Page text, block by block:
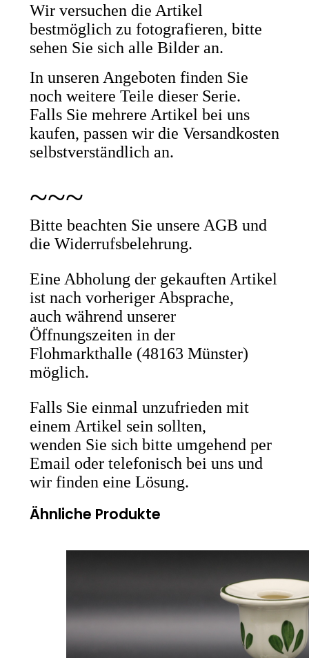
Wir versuchen die Artikel
bestmöglich zu fotografieren, bitte
sehen Sie sich alle Bilder an.
In unseren Angeboten finden Sie
noch weitere Teile dieser Serie.
Falls Sie mehrere Artikel bei uns
kaufen, passen wir die Versandkosten
selbstverständlich an.
~~~
Bitte beachten Sie unsere AGB und
die Widerrufsbelehrung.
Eine Abholung der gekauften Artikel
ist nach vorheriger Absprache,
auch während unserer
Öffnungszeiten in der
Flohmarkthalle (48163 Münster)
möglich.
Falls Sie einmal unzufrieden mit
einem Artikel sein sollten,
wenden Sie sich bitte umgehend per
Email oder telefonisch bei uns und
wir finden eine Lösung.
Ähnliche Produkte